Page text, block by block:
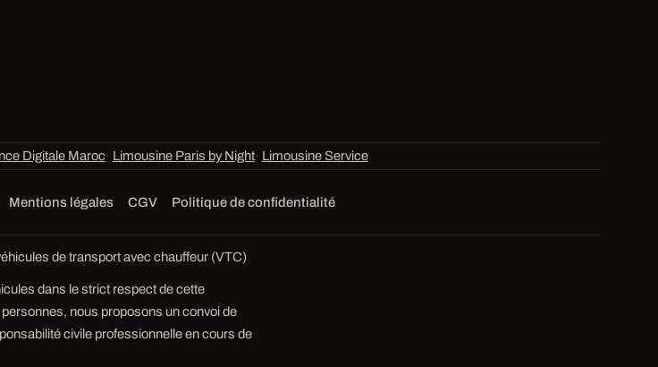
Digitale Maroc· Limousine Paris by Night· Limousine Service
Mentions légales CGV Politique de confidentialité
de transport avec chauffeur (VTC)
dans le strict respect de cette
nous proposons un convoi de
civile professionnelle en cours de